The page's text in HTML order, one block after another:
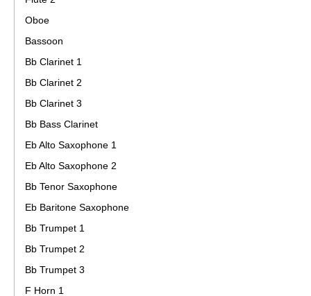
Oboe
Bassoon
Bb Clarinet 1
Bb Clarinet 2
Bb Clarinet 3
Bb Bass Clarinet
Eb Alto Saxophone 1
Eb Alto Saxophone 2
Bb Tenor Saxophone
Eb Baritone Saxophone
Bb Trumpet 1
Bb Trumpet 2
Bb Trumpet 3
F Horn 1